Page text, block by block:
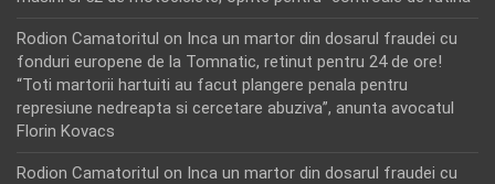
Rodion Camatoritul on Inca un martor din dosarul fraudei cu
fonduri europene de la Tomnatic, retinut pentru 24 de ore!
“Toti martorii hartuiti au facut plangere penala pentru
represiune nedreapta si cercetare abuziva”, anunta avocatul
Florin Kovacs
Rodion Camatoritul on Inca un martor din dosarul fraudei cu